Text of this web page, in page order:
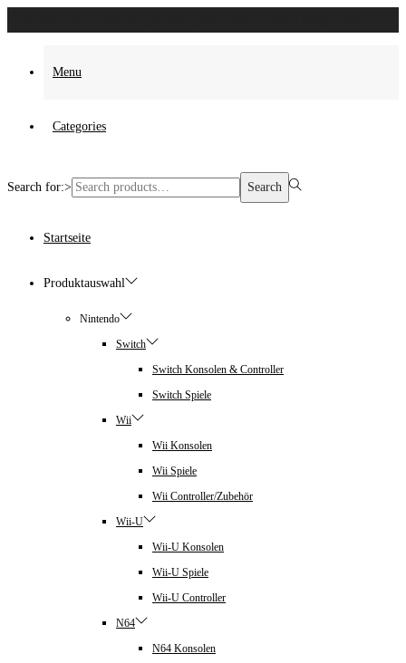
Menu
Categories
Search for:> Search
Startseite
Produktauswahl
Nintendo
Switch
Switch Konsolen & Controller
Switch Spiele
Wii
Wii Konsolen
Wii Spiele
Wii Controller/Zubehör
Wii-U
Wii-U Konsolen
Wii-U Spiele
Wii-U Controller
N64
N64 Konsolen